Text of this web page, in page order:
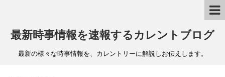
最新時事情報を速報するカレントブログ
最新の様々な時事情報を、カレントリーに解説しお伝えします。